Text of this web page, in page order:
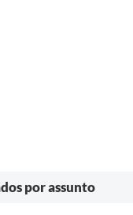
por assunto